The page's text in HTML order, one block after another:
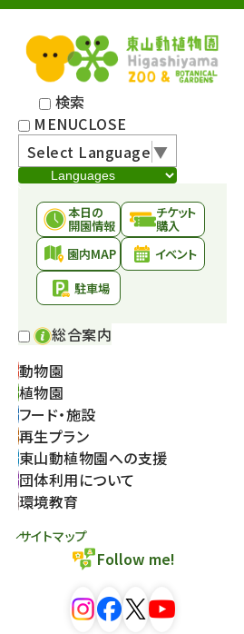
検索
MENUCLOSE
Select Language▼
本日の
開園情報
チケット
購入
園内MAP
イベント
駐車場
総合案内
動物園
植物園
フード・施設
再生プラン
東山動植物園への支援
団体利用について
環境教育
サイトマップ
Follow me!